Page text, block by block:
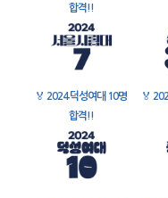
합격!!
🏅 2024 덕성여대 10명
합격!!
🏅